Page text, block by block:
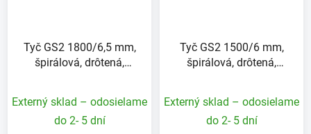
Tyč GS2 1800/6,5 mm,
špirálová, drôtená,
Externý sklad – odosielame
do 2- 5 dní
Tyč GS2 1500/6 mm,
špirálová, drôtená,
Externý sklad – odosielame
do 2- 5 dní